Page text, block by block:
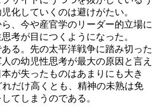
化していくのは避けがたい。
、今や産官学のリーダー的立場に
考が目につくようになった。
る。先の太平洋戦争に踏み切った
の幼児性思考が最大の原因と言え
が失ったものはあまりにも大き
だけ高くとも、精神の未熟は免
てしまうのである。